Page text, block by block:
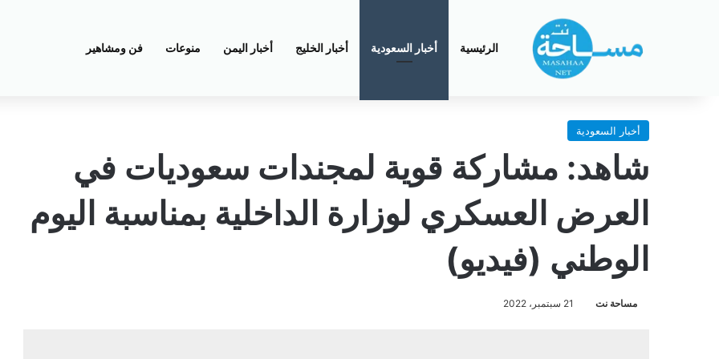
الرئيسية أخبار السعودية أخبار الخليج أخبار اليمن منوعات فن ومشاهير
أخبار السعودية
شاهد: مشاركة قوية لمجندات سعوديات في
العرض العسكري لوزارة الداخلية بمناسبة اليوم
الوطني (فيديو)
مساحة نت 21 سبتمبر، 2022